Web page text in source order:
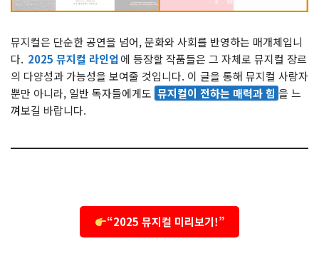
뮤지컬은 단순한 공연을 넘어, 문화와 사회를 반영하는 매개체입니
다. 2025 뮤지컬 라인업에 등장할 작품들은 그 자체로 뮤지컬 장르
의 다양성과 가능성을 보여줄 것입니다. 이 글을 통해 뮤지컬 사랑자
뿐만 아니라, 일반 독자들에게도 뮤지컬이 전하는 매력과 힘 을 느
껴보길 바랍니다.
“2025 뮤지컬 미리보기!”